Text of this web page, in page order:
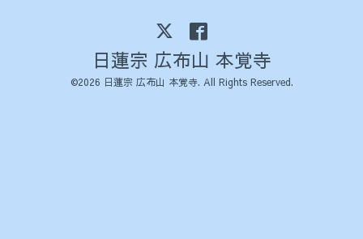
日蓮宗 広布山 本覚寺
©2026 日蓮宗 広布山 本覚寺. All Rights Reserved.